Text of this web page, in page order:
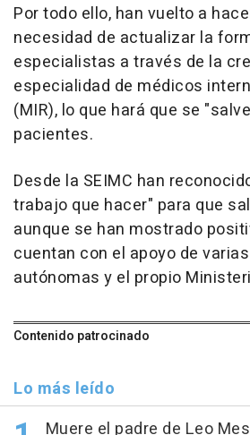
Por todo ello, han vuelto a
necesidad de actualizar la
especialistas a través de la
especialidad de médicos
(MIR), lo que hará que se
pacientes.
Desde la SEIMC han
trabajo que hacer" para que
aunque se han mostrado
cuentan con el apoyo de
autónomas y el propio
Contenido patrocinado
Lo más leído
Muere el padre de Leo